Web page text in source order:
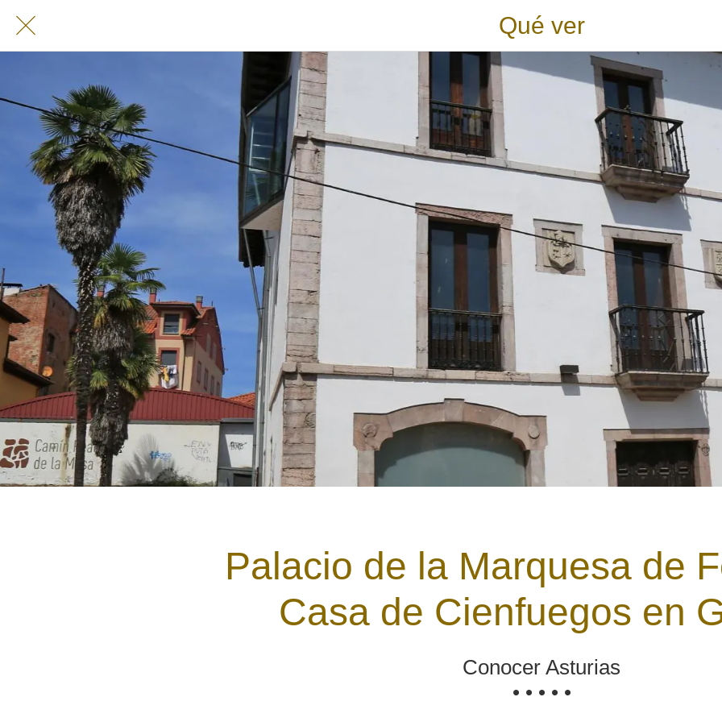
Qué ver
Palacio de la Marquesa de
Casa de Cienfuegos en
Conocer Asturias
• • • • •